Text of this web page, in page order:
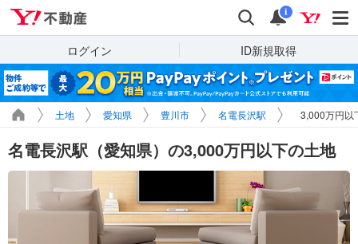
検索 通知
i
ログイン ID新規取得
土地 愛知県 豊川市 名電長沢駅 3,000万円以
名電長沢駅（愛知県）の3,000万円以下の土地